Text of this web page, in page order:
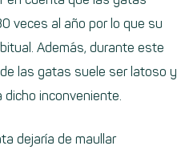
veces al año por lo que su
Además, durante este
las gatas suele ser latoso y
dicho inconveniente.
dejaría de maullar